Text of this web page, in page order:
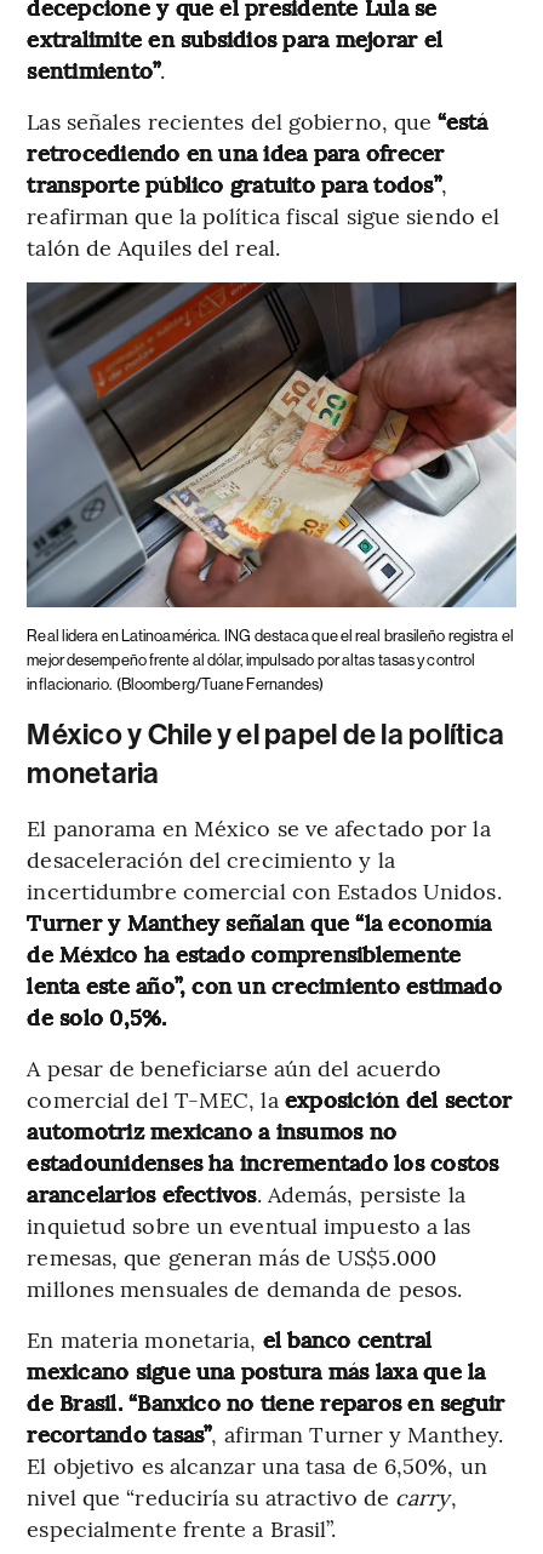
decepcione y que el presidente Lula se
extralimite en subsidios para mejorar el
sentimiento”.
Las señales recientes del gobierno, que“está
retrocediendo en una idea para ofrecer
transporte público gratuito para todos”,
reafirman que la política fiscal sigue siendo el
talón de Aquiles del real.
Real lidera en Latinoamérica. ING destaca que el real brasileño registra el
mejor desempeño frente al dólar, impulsado por altas tasas y control
inflacionario. (Bloomberg/Tuane Fernandes)
México y Chile y el papel de la política
monetaria
El panorama en México se ve afectado por la
desaceleración del crecimiento y la
incertidumbre comercial con Estados Unidos.
Turner y Manthey señalan que “la economía
de México ha estado comprensiblemente
lenta este año”, con un crecimiento estimado
de solo 0,5%.
A pesar de beneficiarse aún del acuerdo
comercial del T-MEC, la exposición del sector
automotriz mexicano a insumos no
estadounidenses ha incrementado los costos
arancelarios efectivos. Además, persiste la
inquietud sobre un eventual impuesto a las
remesas, que generan más de US$5.000
millones mensuales de demanda de pesos.
En materia monetaria, el banco central
mexicano sigue una postura más laxa que la
de Brasil. “Banxico no tiene reparos en seguir
recortando tasas”, afirman Turner y Manthey.
El objetivo es alcanzar una tasa de 6,50%, un
nivel que “reduciría su atractivo de carry,
especialmente frente a Brasil”.